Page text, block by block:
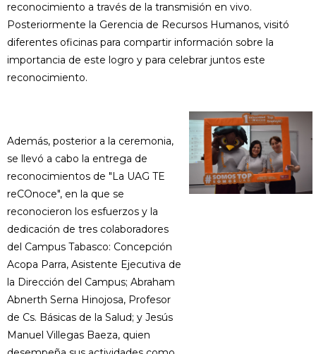
reconocimiento a través de la transmisión en vivo.
Posteriormente la Gerencia de Recursos Humanos, visitó
diferentes oficinas para compartir información sobre la
importancia de este logro y para celebrar juntos este
reconocimiento.
Además, posterior a la ceremonia,
se llevó a cabo la entrega de
reconocimientos de "La UAG TE
reCOnoce", en la que se
reconocieron los esfuerzos y la
dedicación de tres colaboradores
del Campus Tabasco: Concepción
Acopa Parra, Asistente Ejecutiva de
la Dirección del Campus; Abraham
Abnerth Serna Hinojosa, Profesor
de Cs. Básicas de la Salud; y Jesús
Manuel Villegas Baeza, quien